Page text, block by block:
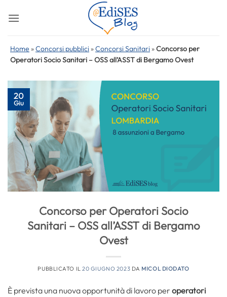
Home »Concorsi pubblici »Concorsi Sanitari »Concorso per
Operatori Socio Sanitari – OSS all’ASST di Bergamo Ovest
20
Giu
Concorso per Operatori Socio
Sanitari – OSS all’ASST di Bergamo
Ovest
PUBBLICATO IL20 GIUGNO 2023 DA MICOL DIODATO
È prevista una nuova opportunità di lavoro per operatori